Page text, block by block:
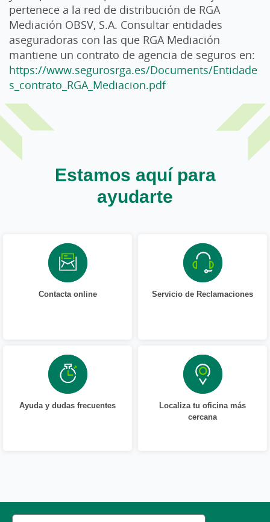
pertenece a la red de distribución de RGA
Mediación OBSV, S.A. Consultar entidades
aseguradoras con las que RGA Mediación
mantiene un contrato de agencia de seguros en:
https://www.segurosrga.es/Documents/Entidade
s_contrato_RGA_Mediacion.pdf
Estamos aquí para
ayudarte
Contacta online Servicio de Reclamaciones
Ayuda y dudas frecuentes
Localiza tu oficina más
cercana